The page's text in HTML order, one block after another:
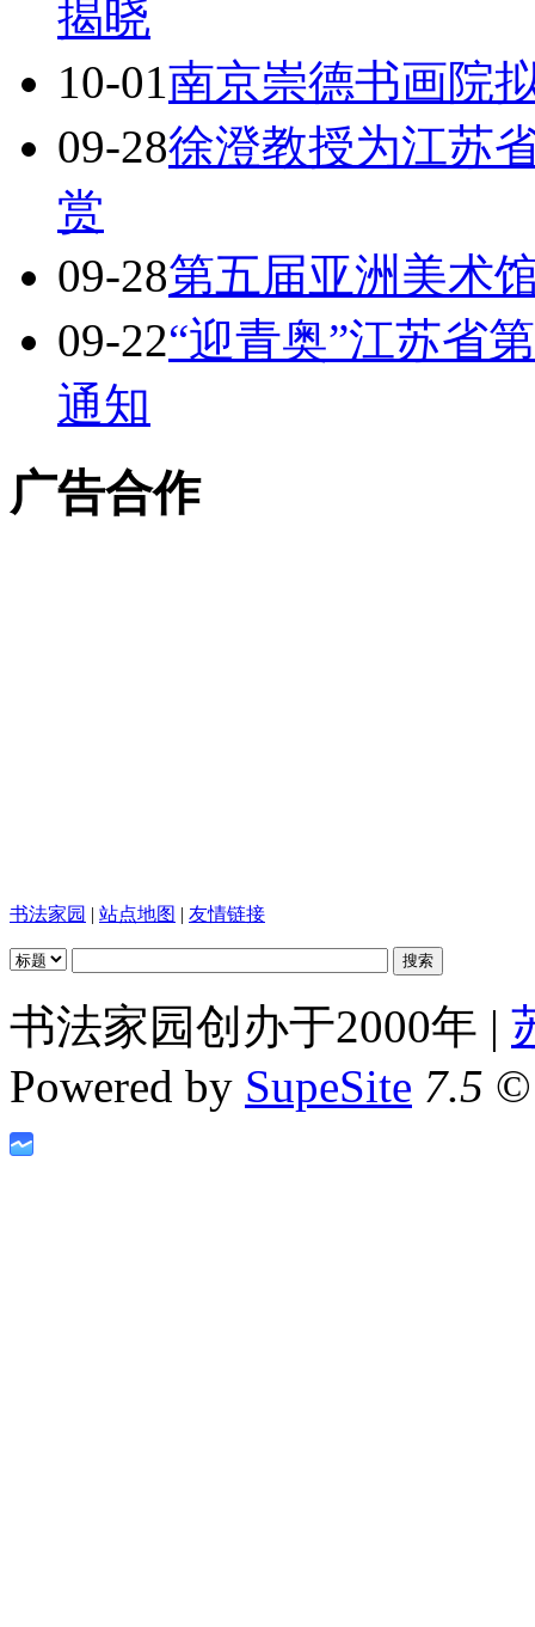
揭晓
10-01南京崇德书画院
09-28徐澄教授为江苏
赏
09-28第五届亚洲美术
09-22“迎青奥”江苏省
通知
广告合作
书法家园 | 站点地图 | 友情链接
书法家园创办于2000年 |
Powered by SupeSite 7.5 ©